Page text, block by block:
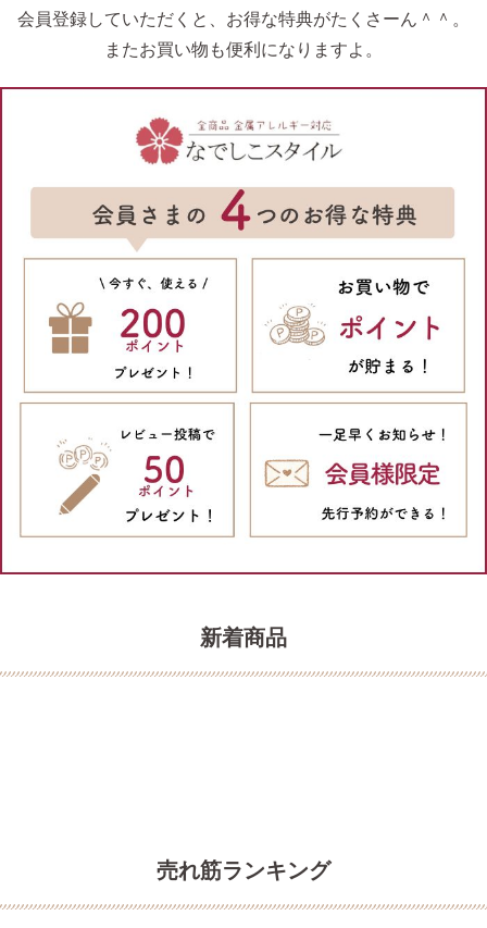
会員登録していただくと、お得な特典がたくさーん＾＾。
またお買い物も便利になりますよ。
新着商品
売れ筋ランキング